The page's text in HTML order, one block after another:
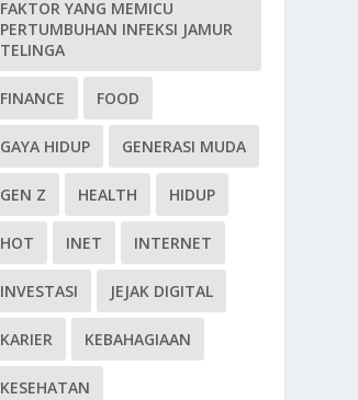
FAKTOR YANG MEMICU
PERTUMBUHAN INFEKSI JAMUR
TELINGA
FINANCE FOOD
GAYA HIDUP GENERASI MUDA
GEN Z HEALTH HIDUP
HOT INET INTERNET
INVESTASI JEJAK DIGITAL
KARIER KEBAHAGIAAN
KESEHATAN